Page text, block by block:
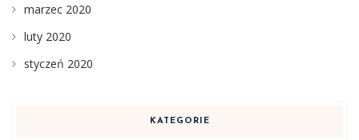
marzec 2020
luty 2020
styczeń 2020
KATEGORIE